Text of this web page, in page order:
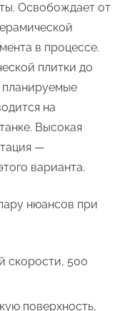
Освобождает от
в процессе.
плитки до
планируемые
на
Высокая
—
варианта.
нюансов при
скорости, 500
поверхность,